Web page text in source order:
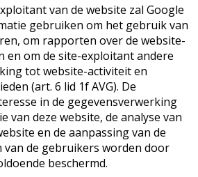
van de website zal Google
gebruiken om het gebruik van
om rapporten over de website-
en om de site-exploitant andere
tot website-activiteit en
(art. 6 lid 1f AVG). De
in de gegevensverwerking
van deze website, de analyse van
en de aanpassing van de
van de gebruikers worden door
beschermd.